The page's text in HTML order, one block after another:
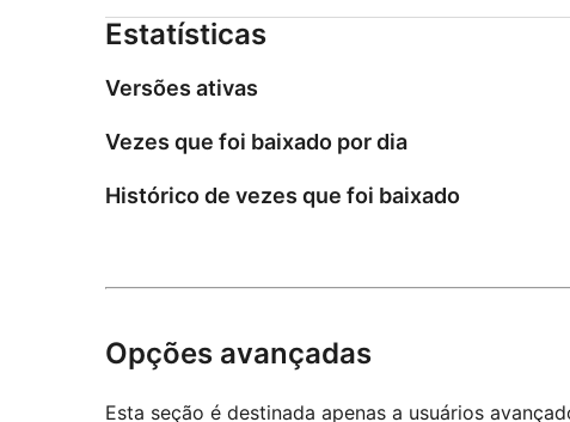
Estatísticas
Versões ativas
Vezes que foi baixado por dia
Histórico de vezes que foi baixado
Opções avançadas
Esta seção é destinada apenas a usuários